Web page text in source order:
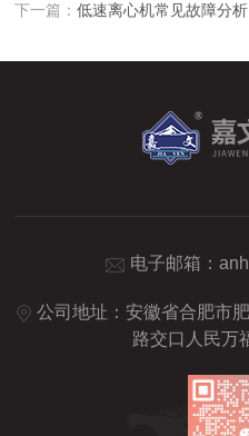
下一篇：低速离心机常见故障分析
电子邮箱：
公司地址：安徽省合肥市
路交口人民万